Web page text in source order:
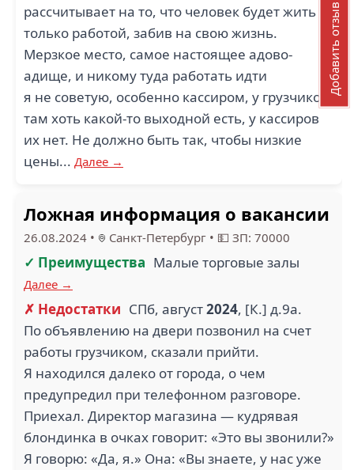
рассчитывает на то, что человек будет жить
только работой, забив на свою жизнь.
Мерзкое место, самое настоящее адово-
адище, и никому туда работать идти
я не советую, особенно кассиром, у грузчиков
там хоть какой-то выходной есть, у кассиров
их нет. Не должно быть так, чтобы низкие
цены... Далее →
Ложная информация о вакансии
26.08.2024 • Санкт-Петербург • 💵 ЗП: 70000
✓ Преимущества Малые торговые залы
Далее →
✗ Недостатки СПб, август2024, [К.] д.9а.
По объявлению на двери позвонил на счет
работы грузчиком, сказали прийти.
Я находился далеко от города, о чем
предупредил при телефонном разговоре.
Приехал. Директор магазина — кудрявая
блондинка в очках говорит: «Это вы звонили?»
Я говорю: «Да, я.» Она: «Вы знаете, у нас уже
Добавить отзыв